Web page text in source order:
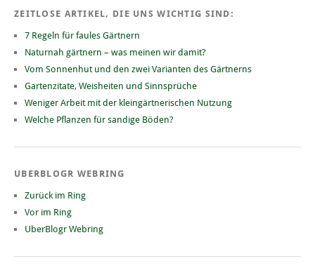
ZEITLOSE ARTIKEL, DIE UNS WICHTIG SIND:
7 Regeln für faules Gärtnern
Naturnah gärtnern – was meinen wir damit?
Vom Sonnenhut und den zwei Varianten des Gärtnerns
Gartenzitate, Weisheiten und Sinnsprüche
Weniger Arbeit mit der kleingärtnerischen Nutzung
Welche Pflanzen für sandige Böden?
UBERBLOGR WEBRING
Zurück im Ring
Vor im Ring
UberBlogr Webring